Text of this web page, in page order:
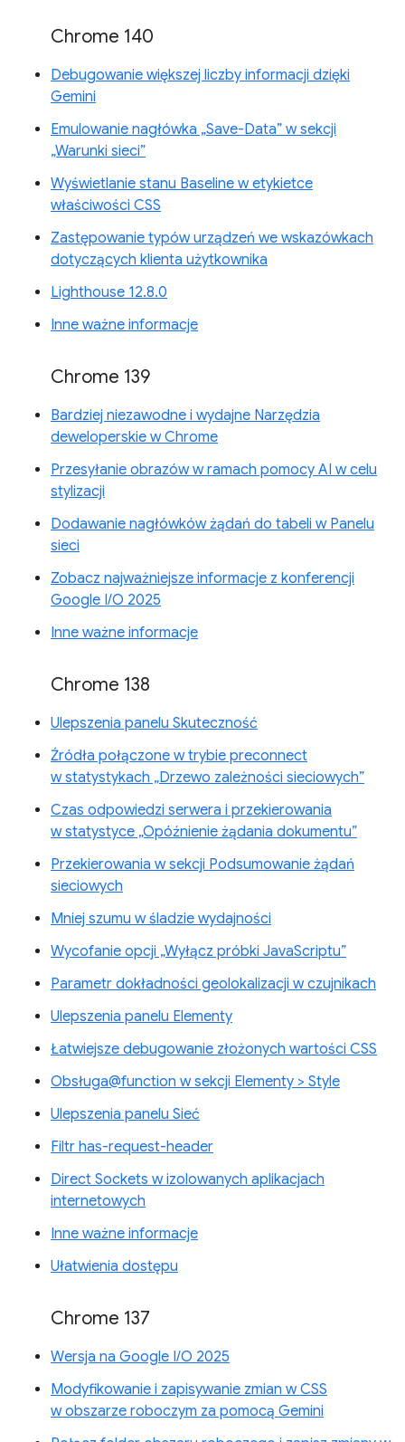
Chrome 140
Debugowanie większej liczby informacji dzięki
Gemini
Emulowanie nagłówka „Save-Data” w sekcji
„Warunki sieci”
Wyświetlanie stanu Baseline w etykietce
właściwości CSS
Zastępowanie typów urządzeń we wskazówkach
dotyczących klienta użytkownika
Lighthouse 12.8.0
Inne ważne informacje
Chrome 139
Bardziej niezawodne i wydajne Narzędzia
deweloperskie w Chrome
Przesyłanie obrazów w ramach pomocy AI w celu
stylizacji
Dodawanie nagłówków żądań do tabeli w Panelu
sieci
Zobacz najważniejsze informacje z konferencji
Google I/O 2025
Inne ważne informacje
Chrome 138
Ulepszenia panelu Skuteczność
Źródła połączone w trybie preconnect
w statystykach „Drzewo zależności sieciowych”
Czas odpowiedzi serwera i przekierowania
w statystyce „Opóźnienie żądania dokumentu”
Przekierowania w sekcji Podsumowanie żądań
sieciowych
Mniej szumu w śladzie wydajności
Wycofanie opcji „Wyłącz próbki JavaScriptu”
Parametr dokładności geolokalizacji w czujnikach
Ulepszenia panelu Elementy
Łatwiejsze debugowanie złożonych wartości CSS
Obsługa@function w sekcji Elementy > Style
Ulepszenia panelu Sieć
Filtr has-request-header
Direct Sockets w izolowanych aplikacjach
internetowych
Inne ważne informacje
Ułatwienia dostępu
Chrome 137
Wersja na Google I/O 2025
Modyfikowanie i zapisywanie zmian w CSS
w obszarze roboczym za pomocą Gemini